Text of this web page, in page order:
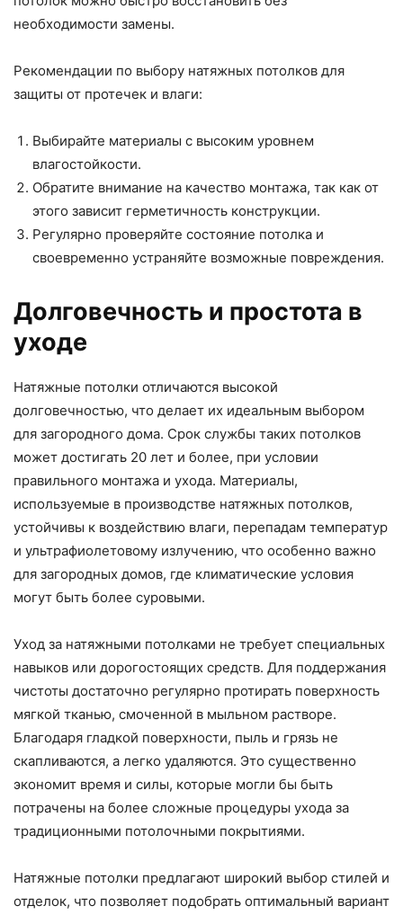
необходимости замены.
Рекомендации по выбору натяжных потолков для
защиты от протечек и влаги:
Выбирайте материалы с высоким уровнем
влагостойкости.
Обратите внимание на качество монтажа, так как от
этого зависит герметичность конструкции.
Регулярно проверяйте состояние потолка и
своевременно устраняйте возможные повреждения.
Долговечность и простота в
уходе
Натяжные потолки отличаются высокой
долговечностью, что делает их идеальным выбором
для загородного дома. Срок службы таких потолков
может достигать 20 лет и более, при условии
правильного монтажа и ухода. Материалы,
используемые в производстве натяжных потолков,
устойчивы к воздействию влаги, перепадам температур
и ультрафиолетовому излучению, что особенно важно
для загородных домов, где климатические условия
могут быть более суровыми.
Уход за натяжными потолками не требует специальных
навыков или дорогостоящих средств. Для поддержания
чистоты достаточно регулярно протирать поверхность
мягкой тканью, смоченной в мыльном растворе.
Благодаря гладкой поверхности, пыль и грязь не
скапливаются, а легко удаляются. Это существенно
экономит время и силы, которые могли бы быть
потрачены на более сложные процедуры ухода за
традиционными потолочными покрытиями.
Натяжные потолки предлагают широкий выбор стилей и
отделок, что позволяет подобрать оптимальный вариант